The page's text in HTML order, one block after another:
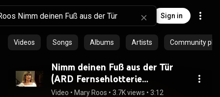
Sign in
Videos Songs Albums Artists Community
Nimm deinen Fuß aus der Tür
(ARD Fernsehlotterie
22.06.1980)
Video • Mary Roos • 3.7K views • 3:12